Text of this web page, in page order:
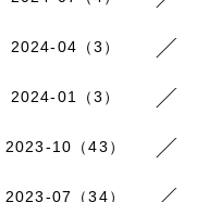
2024-04（3）
2024-01（3）
2023-10（43）
2023-07（34）